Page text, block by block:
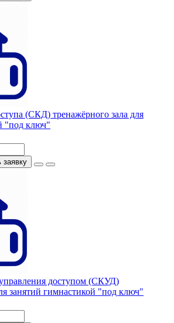
(СКД) тренажёрного зала для
"под ключ"
заявку
доступом (СКУД)
занятий гимнастикой "под ключ"